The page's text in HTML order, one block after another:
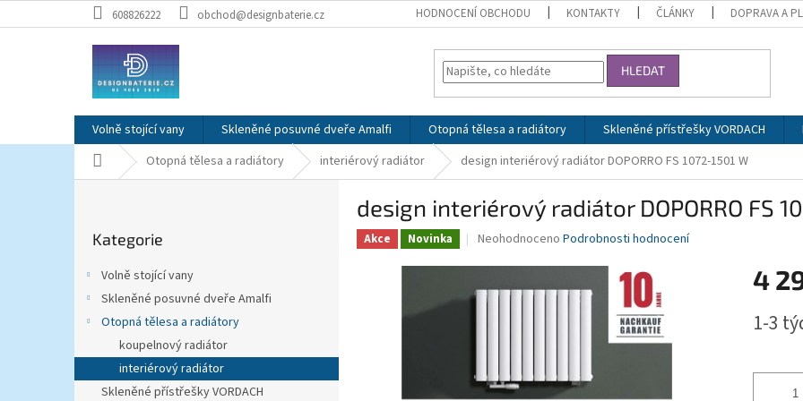
na
608826222 obchod@designbaterie.cz HODNOCENÍ OBCHODU KONTAKTY ČLÁNKY DOPRAVA A
HLEDAT
Volně stojící vany Skleněné posuvné dveře Amalfi Otopná tělesa a radiátory Skleněné přístřešky VORDACH
Domů Otopná tělesa a radiátory interiérový radiátor design interiérový radiátor DOPORRO FS 1072-1501 W
a
kategorie
Kategorie
Volně stojící vany
Skleněné posuvné dveře Amalfi
Otopná tělesa a radiátory
koupelnový radiátor
interiérový radiátor
Skleněné přístřešky VORDACH
design interiérový radiátor DOPORRO FS
Akce Novinka
Průměrné
produktu
je
0,0
Neohodnoceno Podrobnosti hodnocení
4
cena:
1-3